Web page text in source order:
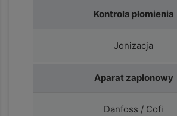
Kontrola płomienia
Jonizacja
Aparat zapłonowy
Danfoss / Cofi